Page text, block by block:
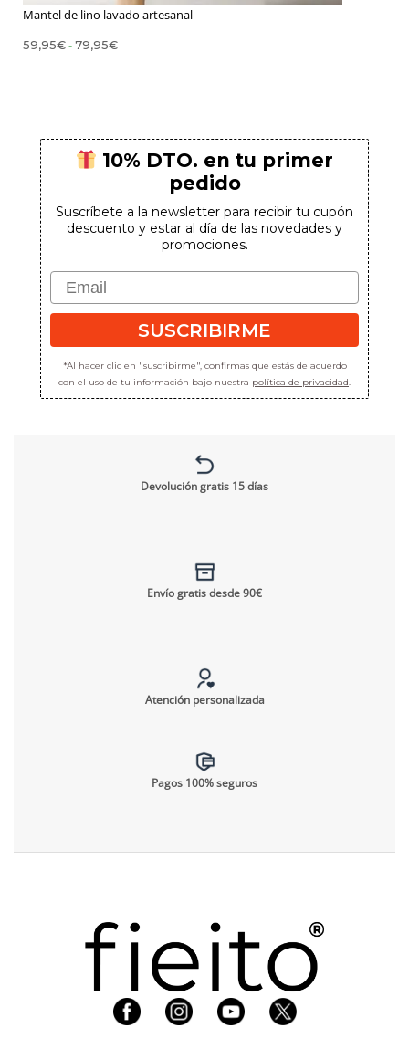
Mantel de lino lavado artesanal
59,95€ - 79,95€Rango
de
10% DTO. en tu primer
pedido
Suscríbete a la newsletter para recibir tu cupón
descuento y estar al día de las novedades y
promociones.
Email
SUSCRIBIRME
*Al hacer clic en "suscribirme", confirmas que estás de acuerdo
con el uso de tu información bajo nuestra política de privacidad.
Devolución gratis 15 días
Envío gratis desde 90€
Atención personalizada
Pagos 100% seguros
*Al hacer clic en "suscribirme", confirmas que estás de acuerdo con el uso
de tu información bajo nuestra